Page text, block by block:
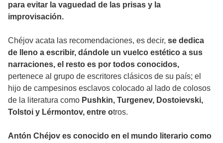
para evitar la vaguedad de las prisas y la
improvisación.
Chéjov acata las recomendaciones, es decir, se dedica
de lleno a escribir, dándole un vuelco estético a sus
narraciones, el resto es por todos conocidos,
pertenece al grupo de escritores clásicos de su país; el
hijo de campesinos esclavos colocado al lado de colosos
de la literatura como Pushkin, Turgenev, Dostoievski,
Tolstoi y Lérmontov, entre otros.
Antón Chéjov es conocido en el mundo literario como